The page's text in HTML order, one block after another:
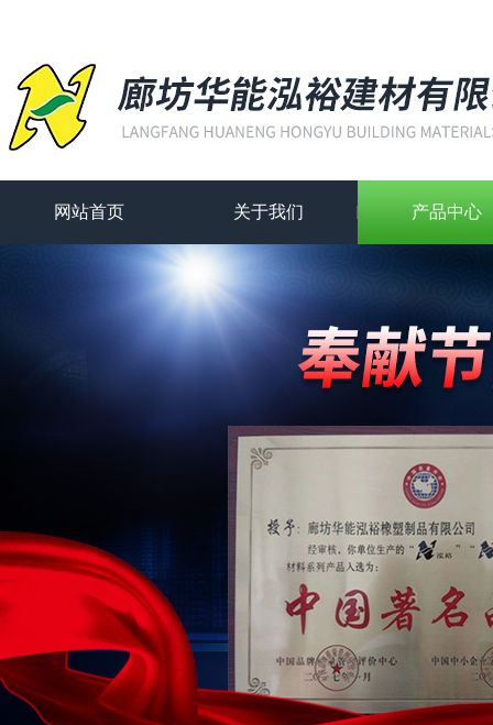
网站首页 关于我们 产品中心